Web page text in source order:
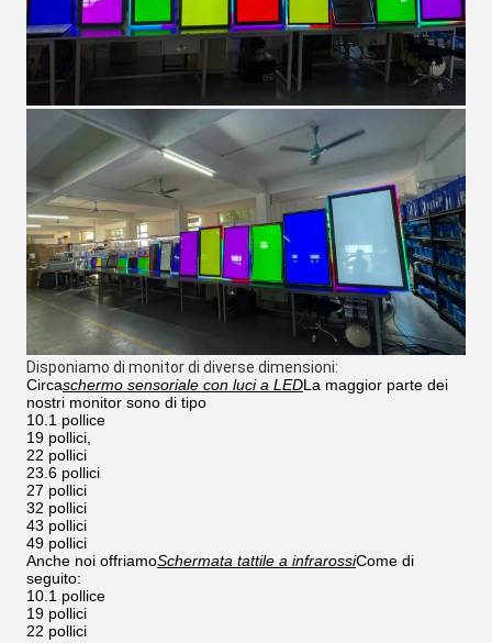
Disponiamo di monitor di diverse dimensioni:
Circaschermo sensoriale con luci a LEDLa maggior parte dei
nostri monitor sono di tipo
10.1 pollice
19 pollici,
22 pollici
23.6 pollici
27 pollici
32 pollici
43 pollici
49 pollici
Anche noi offriamoSchermata tattile a infrarossiCome di
seguito:
10.1 pollice
19 pollici
22 pollici